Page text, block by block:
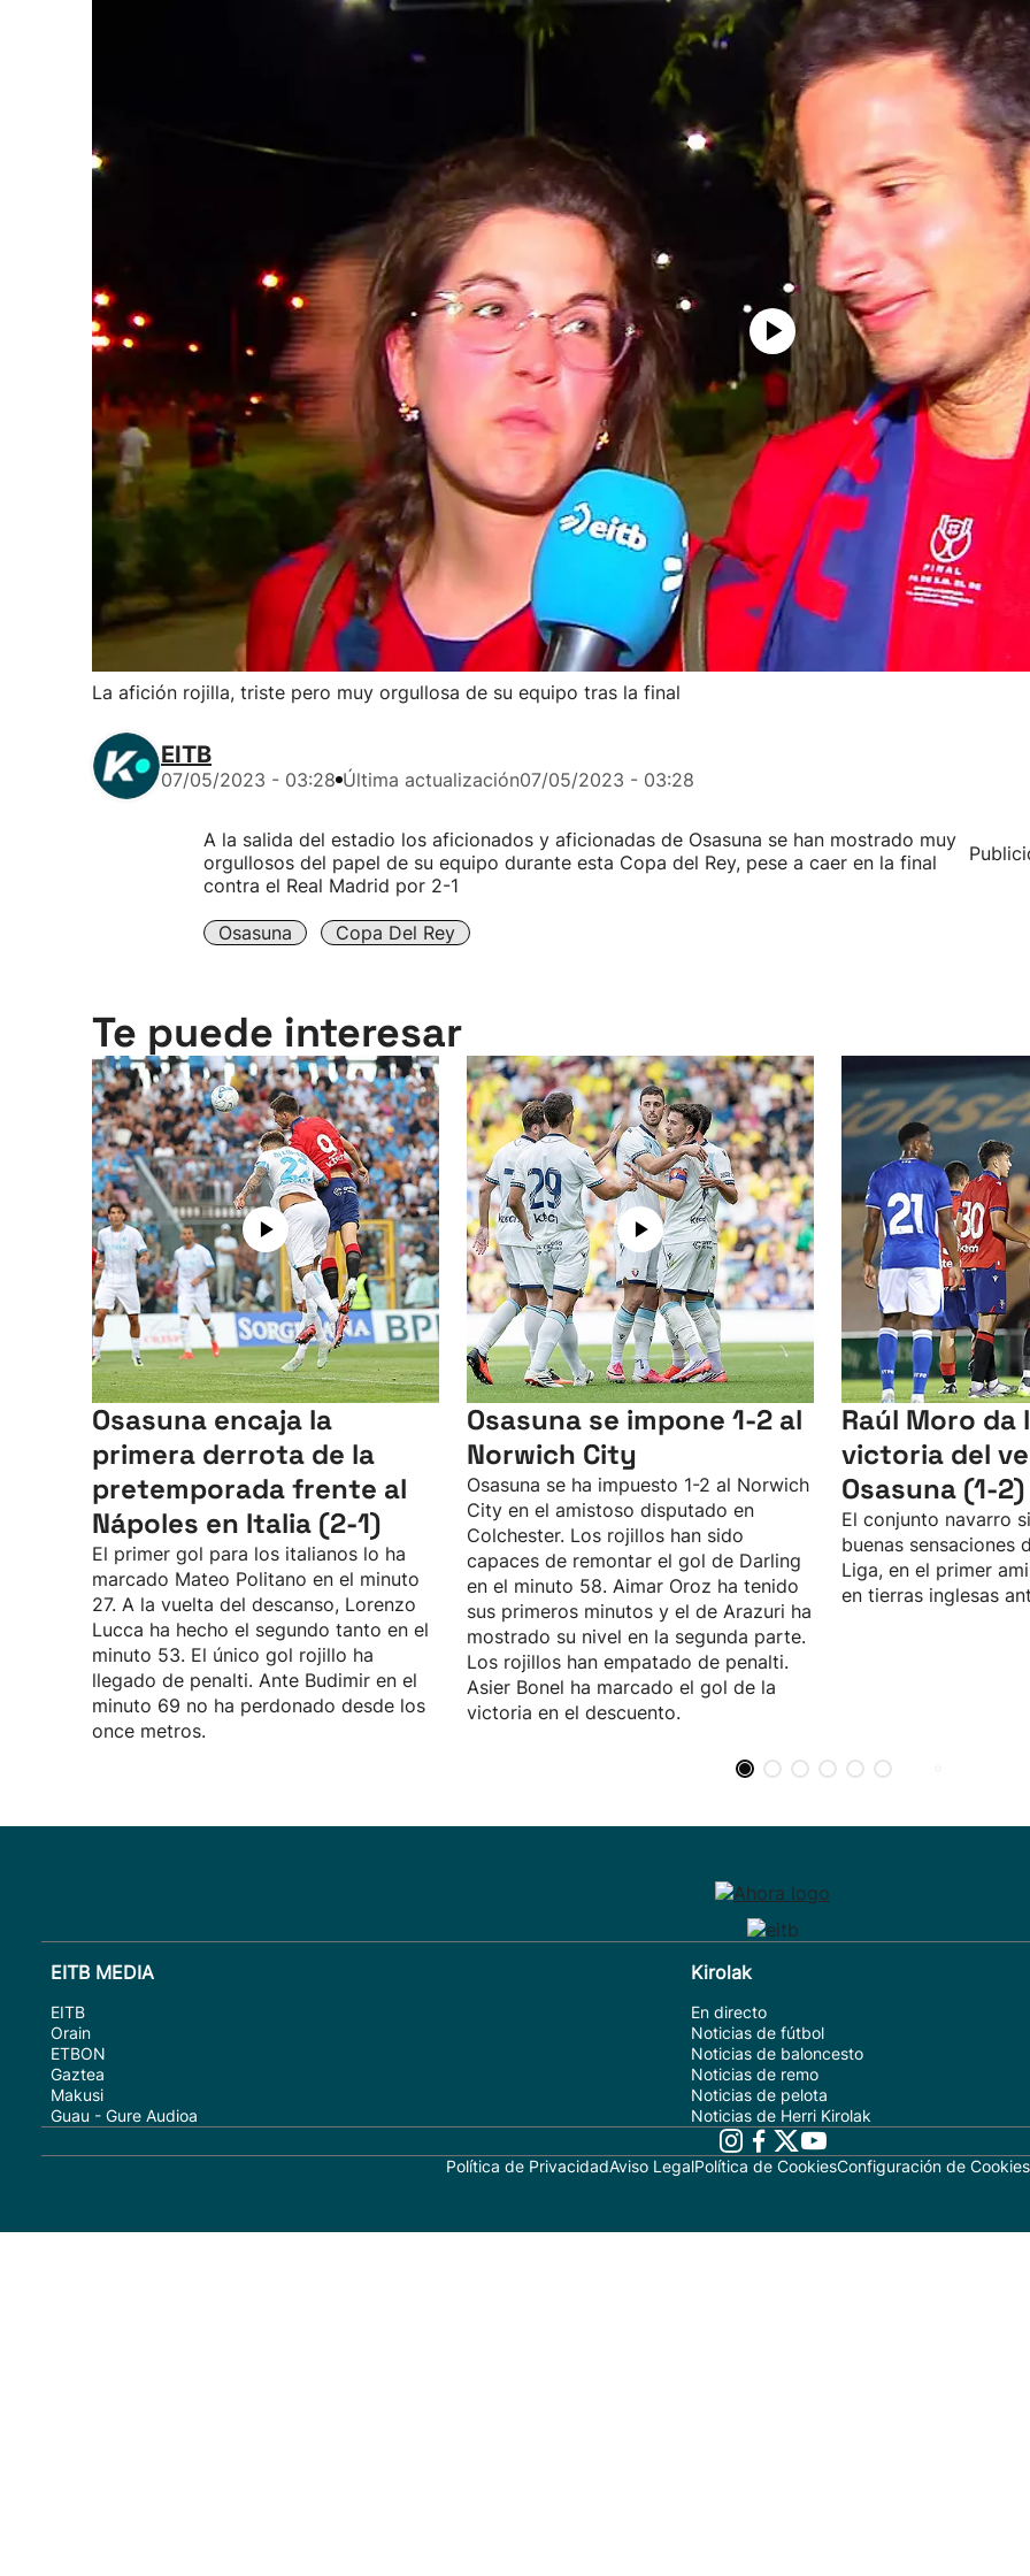
La afición rojilla, triste pero muy orgullosa de su equipo tras la final
EITB
07/05/2023 - 03:28 Última actualización07/05/2023 - 03:28
A la salida del estadio los aficionados y aficionadas de Osasuna se han mostrado muy
orgullosos del papel de su equipo durante esta Copa del Rey, pese a caer en la final
contra el Real Madrid por 2-1
Osasuna Copa Del Rey
Te puede interesar
Osasuna encaja la
primera derrota de la
pretemporada frente al
Nápoles en Italia (2-1)
El primer gol para los italianos lo ha
marcado Mateo Politano en el minuto
27. A la vuelta del descanso, Lorenzo
Lucca ha hecho el segundo tanto en el
minuto 53. El único gol rojillo ha
llegado de penalti. Ante Budimir en el
minuto 69 no ha perdonado desde los
once metros.
Osasuna se impone 1-2 al
Norwich City
Osasuna se ha impuesto 1-2 al Norwich
City en el amistoso disputado en
Colchester. Los rojillos han sido
capaces de remontar el gol de Darling
en el minuto 58. Aimar Oroz ha tenido
sus primeros minutos y el de Arazuri ha
mostrado su nivel en la segunda parte.
Los rojillos han empatado de penalti.
Asier Bonel ha marcado el gol de la
victoria en el descuento.
Raúl Moro da
victoria del
Osasuna (1-2)
El conjunto navarro
buenas sensaciones
Liga, en el primer
en tierras inglesas
EITB MEDIA
EITB
Orain
ETBON
Gaztea
Makusi
Guau - Gure Audioa
Kirolak
En directo
Noticias de fútbol
Noticias de baloncesto
Noticias de remo
Noticias de pelota
Noticias de Herri Kirolak
Política de PrivacidadAviso LegalPolítica de CookiesConfiguración de Cookies